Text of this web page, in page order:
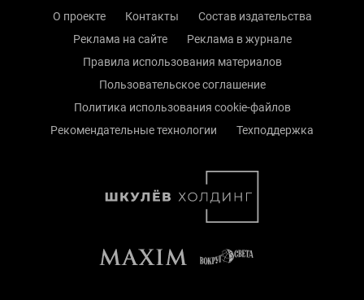
О проекте Контакты
Состав издательства
Реклама на сайте
Реклама в журнале
Правила использования материалов
Пользовательское соглашение
Политика использования cookie-файлов
Рекомендательные технологии
Техподдержка